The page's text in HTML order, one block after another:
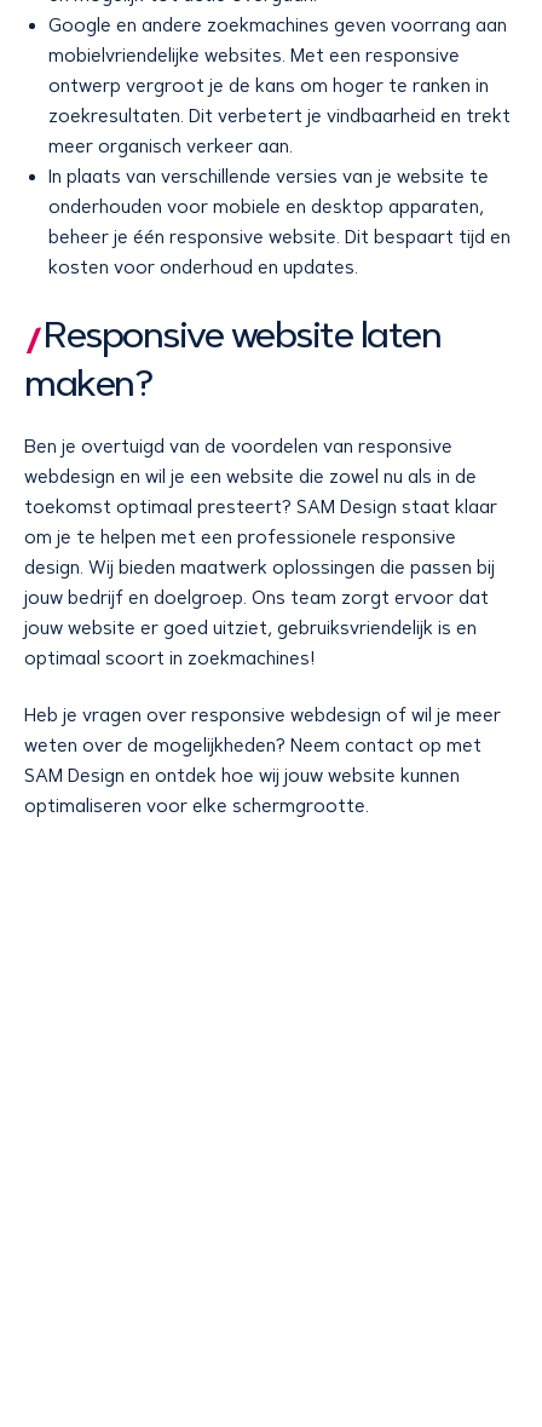
Google en andere zoekmachines geven voorrang aan
mobielvriendelijke websites. Met een responsive
ontwerp vergroot je de kans om hoger te ranken in
zoekresultaten. Dit verbetert je vindbaarheid en trekt
meer organisch verkeer aan.
In plaats van verschillende versies van je website te
onderhouden voor mobiele en desktop apparaten,
beheer je één responsive website. Dit bespaart tijd en
kosten voor onderhoud en updates.
Responsive website laten
maken?
Ben je overtuigd van de voordelen van responsive
webdesign en wil je een website die zowel nu als in de
toekomst optimaal presteert? SAM Design staat klaar
om je te helpen met een professionele responsive
design. Wij bieden maatwerk oplossingen die passen bij
jouw bedrijf en doelgroep. Ons team zorgt ervoor dat
jouw website er goed uitziet, gebruiksvriendelijk is en
optimaal scoort in zoekmachines!
Heb je vragen over responsive webdesign of wil je meer
weten over de mogelijkheden? Neem contact op met
SAM Design en ontdek hoe wij jouw website kunnen
optimaliseren voor elke schermgrootte.